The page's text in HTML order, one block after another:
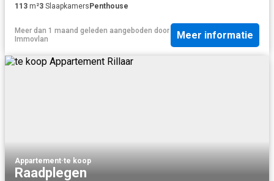
113 m²3 Slaapkamers Penthouse
Meer dan 1 maand geleden aangeboden door
Immovlan
Meer informatie
Appartement·te koop
Raadplegen